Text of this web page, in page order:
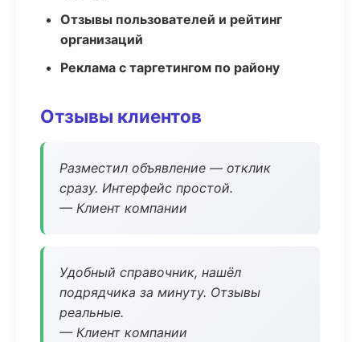
Отзывы пользователей и рейтинг
организаций
Реклама с таргетингом по району
Отзывы клиентов
Разместил объявление — отклик
сразу. Интерфейс простой.
— Клиент компании
Удобный справочник, нашёл
подрядчика за минуту. Отзывы
реальные.
— Клиент компании